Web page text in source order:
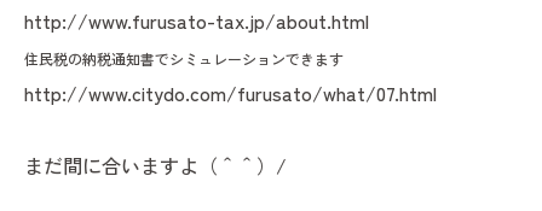
http://www.furusato-tax.jp/about.html
住民税の納税通知書でシミュレーションできます
http://www.citydo.com/furusato/what/07.html
まだ間に合いますよ（＾＾）/